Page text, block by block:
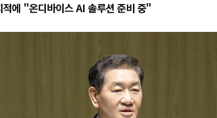
에 "온디바이스 AI 솔루션 준비 중"